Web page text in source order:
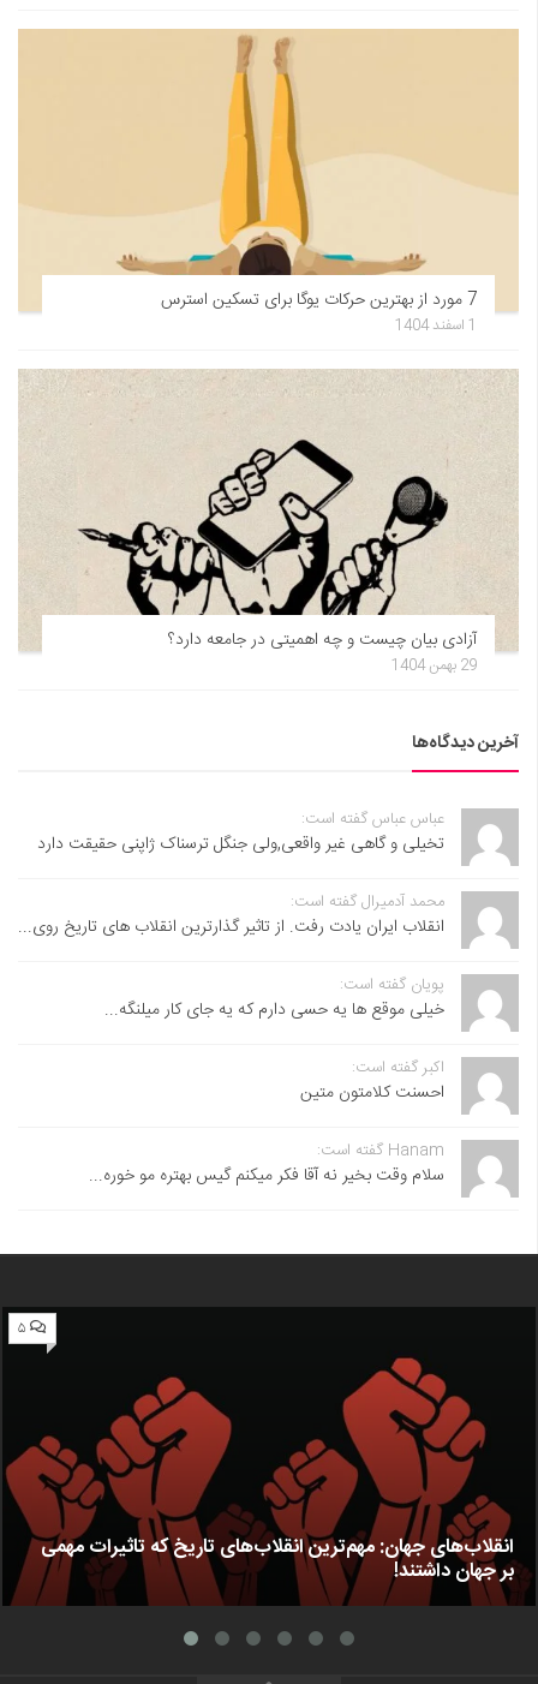
7 مورد از بهترین حرکات یوگا برای تسکین استرس
1 اسفند 1404
آزادی بیان چیست و چه اهمیتی در جامعه دارد؟
29 بهمن 1404
آخرین دیدگاه‌ها
عباس عباس گفته است:
تخیلی و گاهی غیر واقعی,ولی جنگل ترسناک ژاپنی حقیقت دارد
محمد آدمیرال گفته است:
انقلاب ایران یادت رفت. از تاثیر گذارترین انقلاب های تاریخ روی...
پویان گفته است:
خیلی موقع ها یه حسی دارم که یه جای کار میلنگه...
اکبر گفته است:
احسنت ‌کلامتون متین
Hanam گفته است:
سلام وقت بخیر نه آقا فکر میکنم گیس بهتره مو خوره...
۵
انقلاب‌های جهان: مهم‌ترین انقلاب‌های تاریخ که تاثیرات مهمی
بر جهان داشتند!